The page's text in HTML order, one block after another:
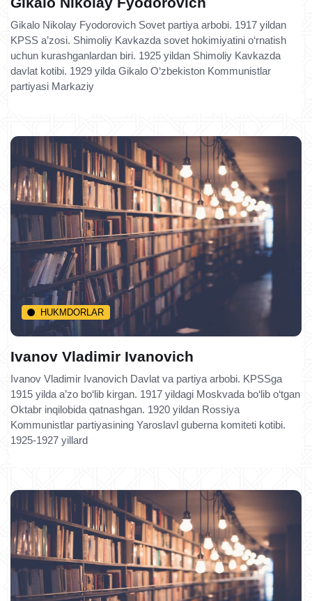
Gikalo Nikolay Fyodorovich Sovet partiya arbobi. 1917 yildan
KPSS a’zosi. Shimoliy Kavkazda sovet hokimiyatini o‘rnatish
uchun kurashganlardan biri. 1925 yildan Shimoliy Kavkazda
davlat kotibi. 1929 yilda Gikalo O‘zbekiston Kommunistlar
partiyasi Markaziy
HUKMDORLAR
Ivanov Vladimir Ivanovich
Ivanov Vladimir Ivanovich Davlat va partiya arbobi. KPSSga
1915 yilda a’zo bo‘lib kirgan. 1917 yildagi Moskvada bo‘lib o‘tgan
Oktabr inqilobida qatnashgan. 1920 yildan Rossiya
Kommunistlar partiyasining Yaroslavl guberna komiteti kotibi.
1925-1927 yillard